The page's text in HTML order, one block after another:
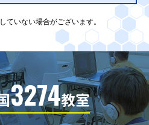
いない場合がございます。
3274教室